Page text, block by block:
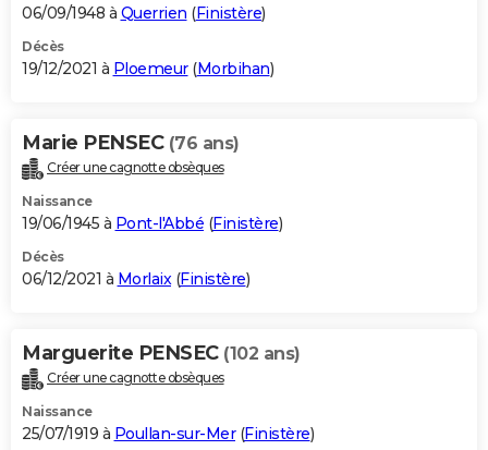
06/09/1948 à Querrien (Finistère)
Décès
19/12/2021 à Ploemeur(Morbihan)
Marie PENSEC (76 ans)
Créer une cagnotte obsèques
Naissance
19/06/1945 à Pont-l'Abbé (Finistère)
Décès
06/12/2021 à Morlaix(Finistère)
Marguerite PENSEC (102 ans)
Créer une cagnotte obsèques
Naissance
25/07/1919 à Poullan-sur-Mer(Finistère)